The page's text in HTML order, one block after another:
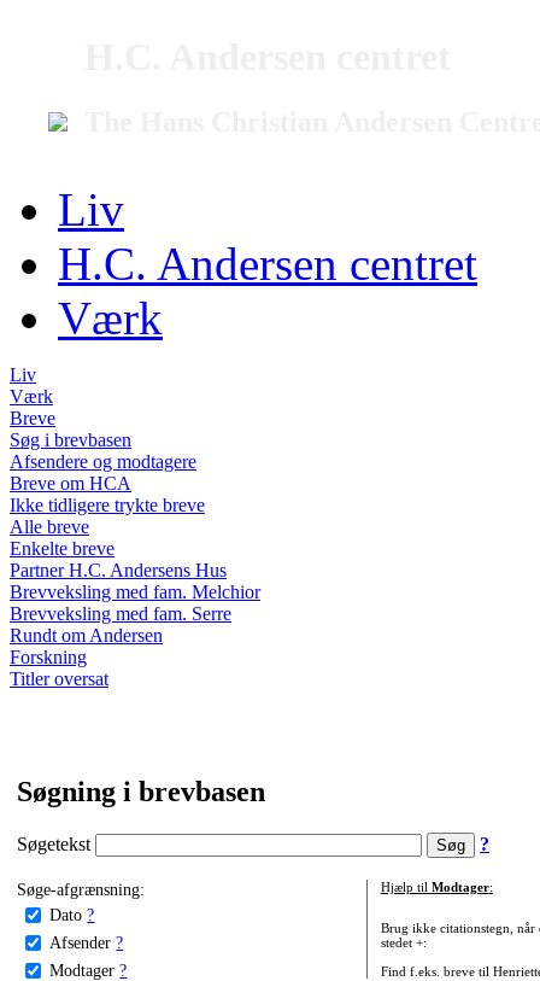
Liv
H.C. Andersen centret
Værk
Liv
Værk
Breve
Søg i brevbasen
Afsendere og modtagere
Breve om HCA
Ikke tidligere trykte breve
Alle breve
Enkelte breve
Partner H.C. Andersens Hus
Brevveksling med fam. Melchior
Brevveksling med fam. Serre
Rundt om Andersen
Forskning
Titler oversat
Søgning i brevbasen
Søgetekst ?
Søge-afgrænsning:
Dato ?
Afsender ?
Modtager ?
Hjælp til Modtager:
Brug ikke citationstegn, når
stedet +:
Find f.eks. breve til